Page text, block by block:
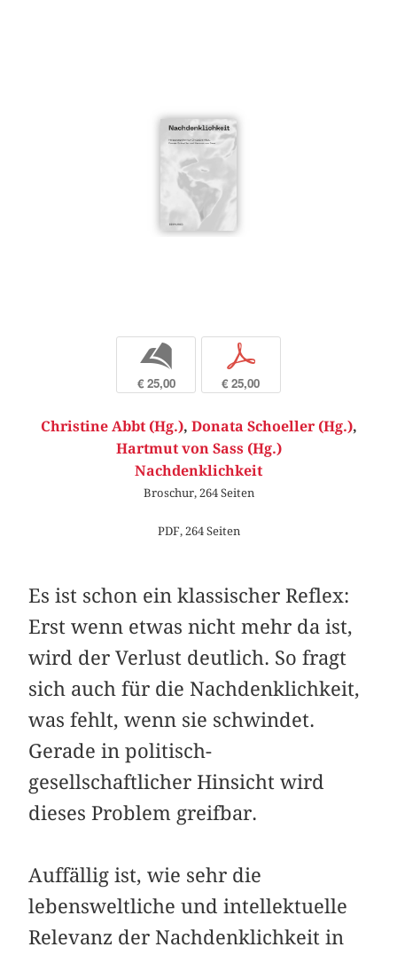
b
€ 25,00
p
€ 25,00
Christine Abbt (Hg.), Donata Schoeller (Hg.),
Hartmut von Sass (Hg.)
Nachdenklichkeit
Broschur, 264 Seiten
PDF, 264 Seiten
Es ist schon ein klassischer Reflex:
Erst wenn etwas nicht mehr da ist,
wird der Verlust deutlich. So fragt
sich auch für die Nachdenklichkeit,
was fehlt, wenn sie schwindet.
Gerade in politisch-
gesellschaftlicher Hinsicht wird
dieses Problem greifbar.
Auffällig ist, wie sehr die
lebensweltliche und intellektuelle
Relevanz der Nachdenklichkeit in